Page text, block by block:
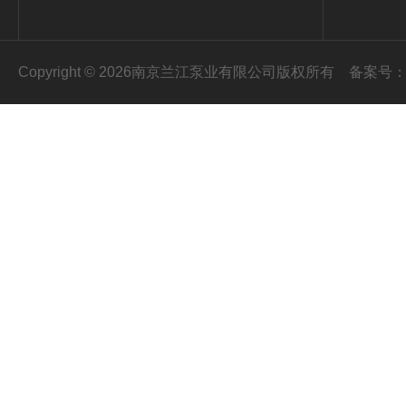
Copyright © 2026南京兰江泵业有限公司版权所有 备案号